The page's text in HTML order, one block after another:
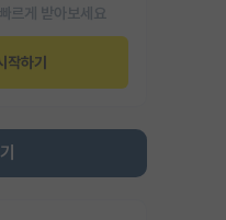
르게 받아보세요
작하기